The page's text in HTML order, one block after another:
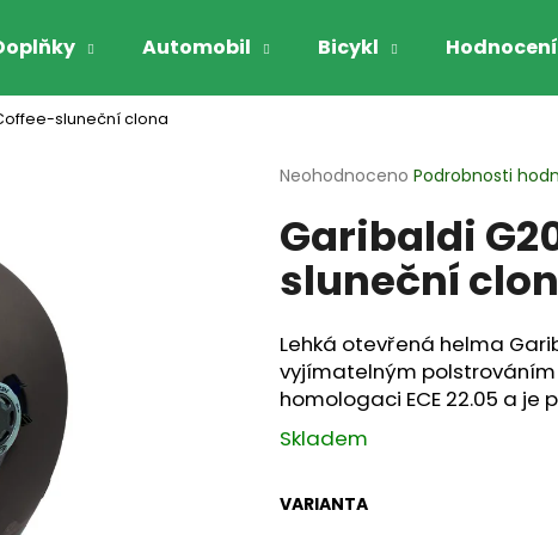
Automobil Bicykl Hodnocení
sluneční clona
Průměrné
produktu
je
z
hvězdiček.
Neohodnoceno Podrobnosti
Garibaldi
sluneční
Lehká otevřená helma
vyjímatelným polstrováním
homologaci ECE 22.05 a je
Skladem
VARIANTA
Co potřebujete najít?
HLEDAT
VYHŘÍVANÉ RUKAVICE NA GARIBALDI